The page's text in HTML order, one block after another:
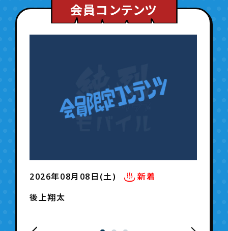
会員コンテンツ
2026年08月08日(土)
新着
後上翔太